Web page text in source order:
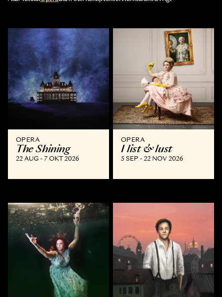
OPERA
The Shining
22 AUG - 7 OKT 2026
OPERA
I list & lust
5 SEP - 22 NOV 2026